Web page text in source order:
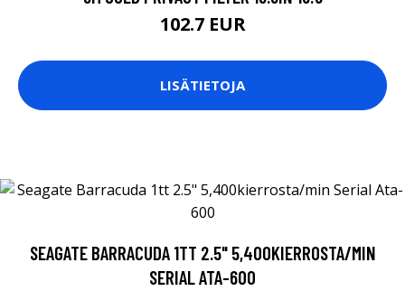
102.7 EUR
LISÄTIETOJA
SEAGATE BARRACUDA 1TT 2.5" 5,400KIERROSTA/MIN
SERIAL ATA-600